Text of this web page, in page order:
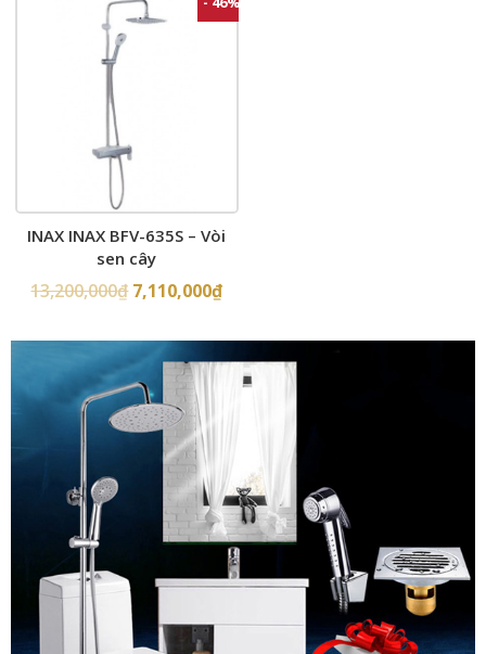
INAX INAX BFV-635S – Vòi
sen cây
13,200,000₫ 7,110,000₫